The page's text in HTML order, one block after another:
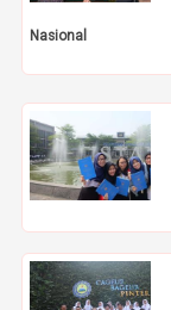
Nasional